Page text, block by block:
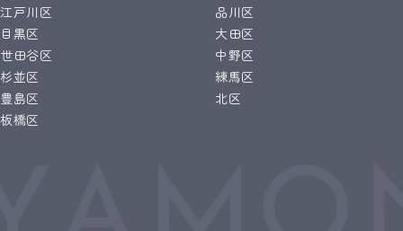
江戸川区
品川区
目黒区
大田区
世田谷区
中野区
杉並区
練馬区
豊島区
北区
板橋区